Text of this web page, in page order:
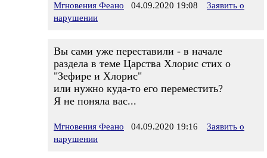
Мгновения Феано 04.09.2020 19:08
Заявить о
нарушении
Вы сами уже переставили - в начале
раздела в теме Царства Хлорис стих о
"Зефире и Хлорис"
или нужно куда-то его переместить?
Я не поняла вас...
Мгновения Феано 04.09.2020 19:16
Заявить о
нарушении